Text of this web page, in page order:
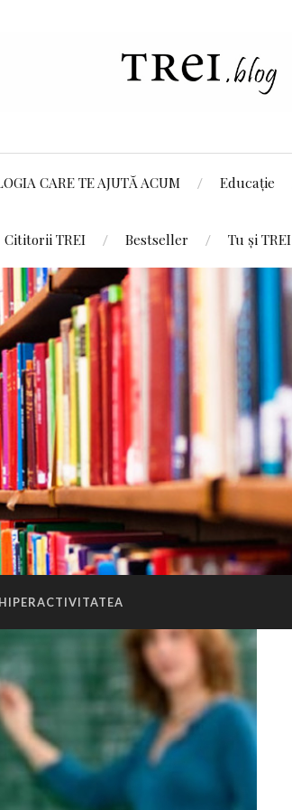
CARE TE AJUTĂ ACUM Educație
Cititorii TREI Bestseller Tu și TREI